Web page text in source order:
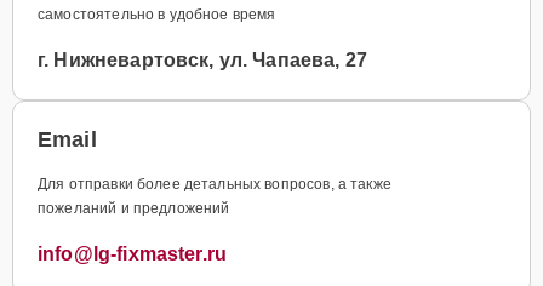
самостоятельно в удобное время
г. Нижневартовск, ул. Чапаева, 27
Email
Для отправки более детальных вопросов, а также
пожеланий и предложений
info@lg-fixmaster.ru